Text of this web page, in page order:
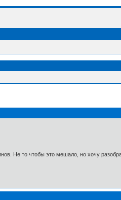
Не то чтобы это мешало, но хочу